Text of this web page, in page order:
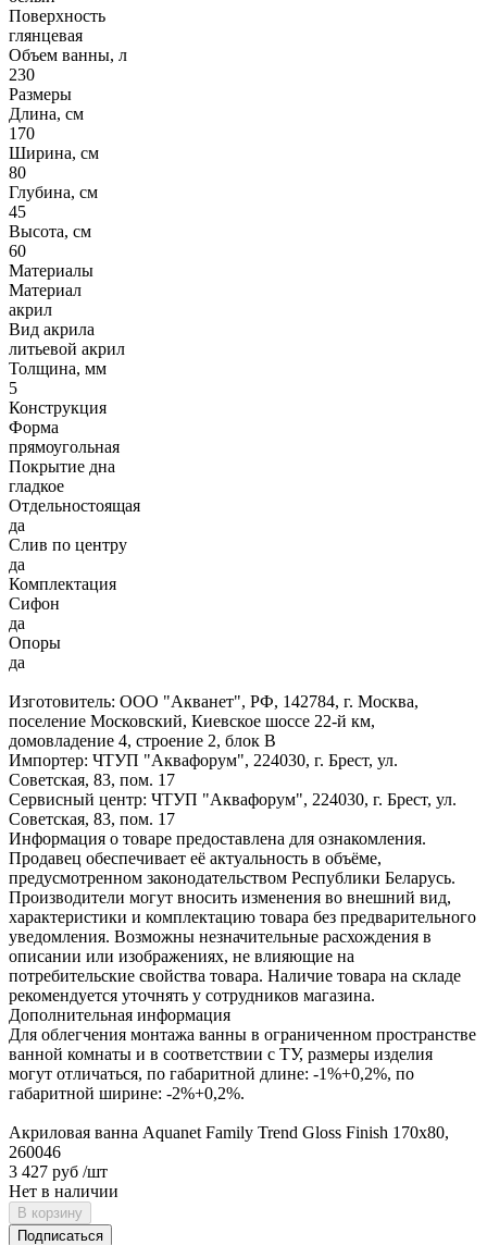
Поверхность
глянцевая
Объем ванны, л
230
Размеры
Длина, см
170
Ширина, см
80
Глубина, см
45
Высота, см
60
Материалы
Материал
акрил
Вид акрила
литьевой акрил
Толщина, мм
5
Конструкция
Форма
прямоугольная
Покрытие дна
гладкое
Отдельностоящая
да
Слив по центру
да
Комплектация
Сифон
да
Опоры
да
Изготовитель: ООО "Акванет", РФ, 142784, г. Москва,
поселение Московский, Киевское шоссе 22-й км,
домовладение 4, строение 2, блок В
Импортер: ЧТУП "Аквафорум", 224030, г. Брест, ул.
Советская, 83, пом. 17
Сервисный центр: ЧТУП "Аквафорум", 224030, г. Брест, ул.
Советская, 83, пом. 17
Информация о товаре предоставлена для ознакомления.
Продавец обеспечивает её актуальность в объёме,
предусмотренном законодательством Республики Беларусь.
Производители могут вносить изменения во внешний вид,
характеристики и комплектацию товара без предварительного
уведомления. Возможны незначительные расхождения в
описании или изображениях, не влияющие на
потребительские свойства товара. Наличие товара на складе
рекомендуется уточнять у сотрудников магазина.
Дополнительная информация
Для облегчения монтажа ванны в ограниченном пространстве
ванной комнаты и в соответствии с ТУ, размеры изделия
могут отличаться, по габаритной длине: -1%+0,2%, по
габаритной ширине: -2%+0,2%.
Акриловая ванна Aquanet Family Trend Gloss Finish 170x80,
260046
3 427 руб /шт
Нет в наличии
В корзину
Подписаться